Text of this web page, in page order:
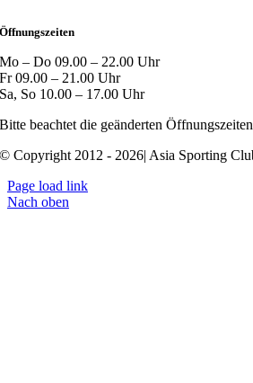
Öffnungszeiten
Mo – Do 09.00 – 22.00 Uhr
Fr 09.00 – 21.00 Uhr
Sa, So 10.00 – 17.00 Uhr
Bitte beachtet die geänderten
© Copyright 2012 - 2026| Asia Sporting
Page load link
Nach oben